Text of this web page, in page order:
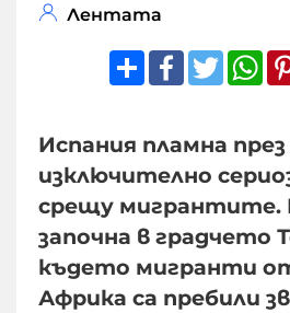
Лентата
ShareFacebook
Twitter
Испания пламна
изключително
срещу мигрантите.
започна в градчето
където мигранти
Африка са пребили